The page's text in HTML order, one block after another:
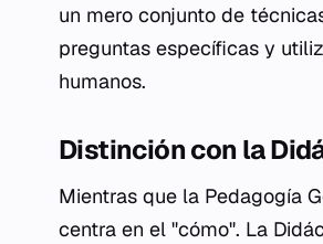
un mero conjunto de
preguntas específicas y
humanos.
Distinción con la
Mientras que la Pedagogía
centra en el "cómo". La